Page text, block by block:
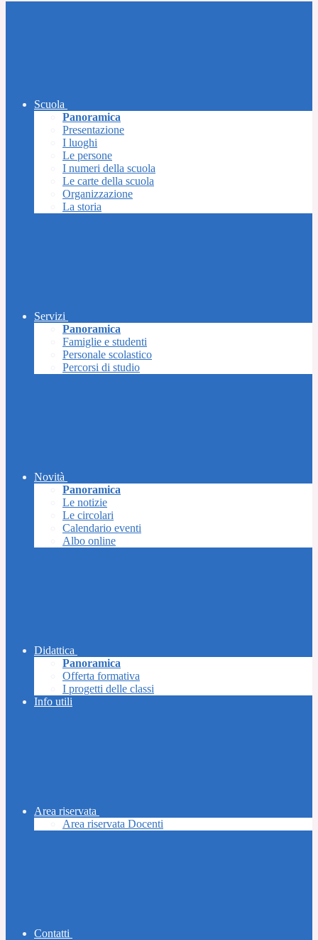
Scuola
Panoramica
Presentazione
I luoghi
Le persone
I numeri della scuola
Le carte della scuola
Organizzazione
La storia
Servizi
Panoramica
Famiglie e studenti
Personale scolastico
Percorsi di studio
Novità
Panoramica
Le notizie
Le circolari
Calendario eventi
Albo online
Didattica
Panoramica
Offerta formativa
I progetti delle classi
Info utili
Area riservata
Area riservata Docenti
Contatti